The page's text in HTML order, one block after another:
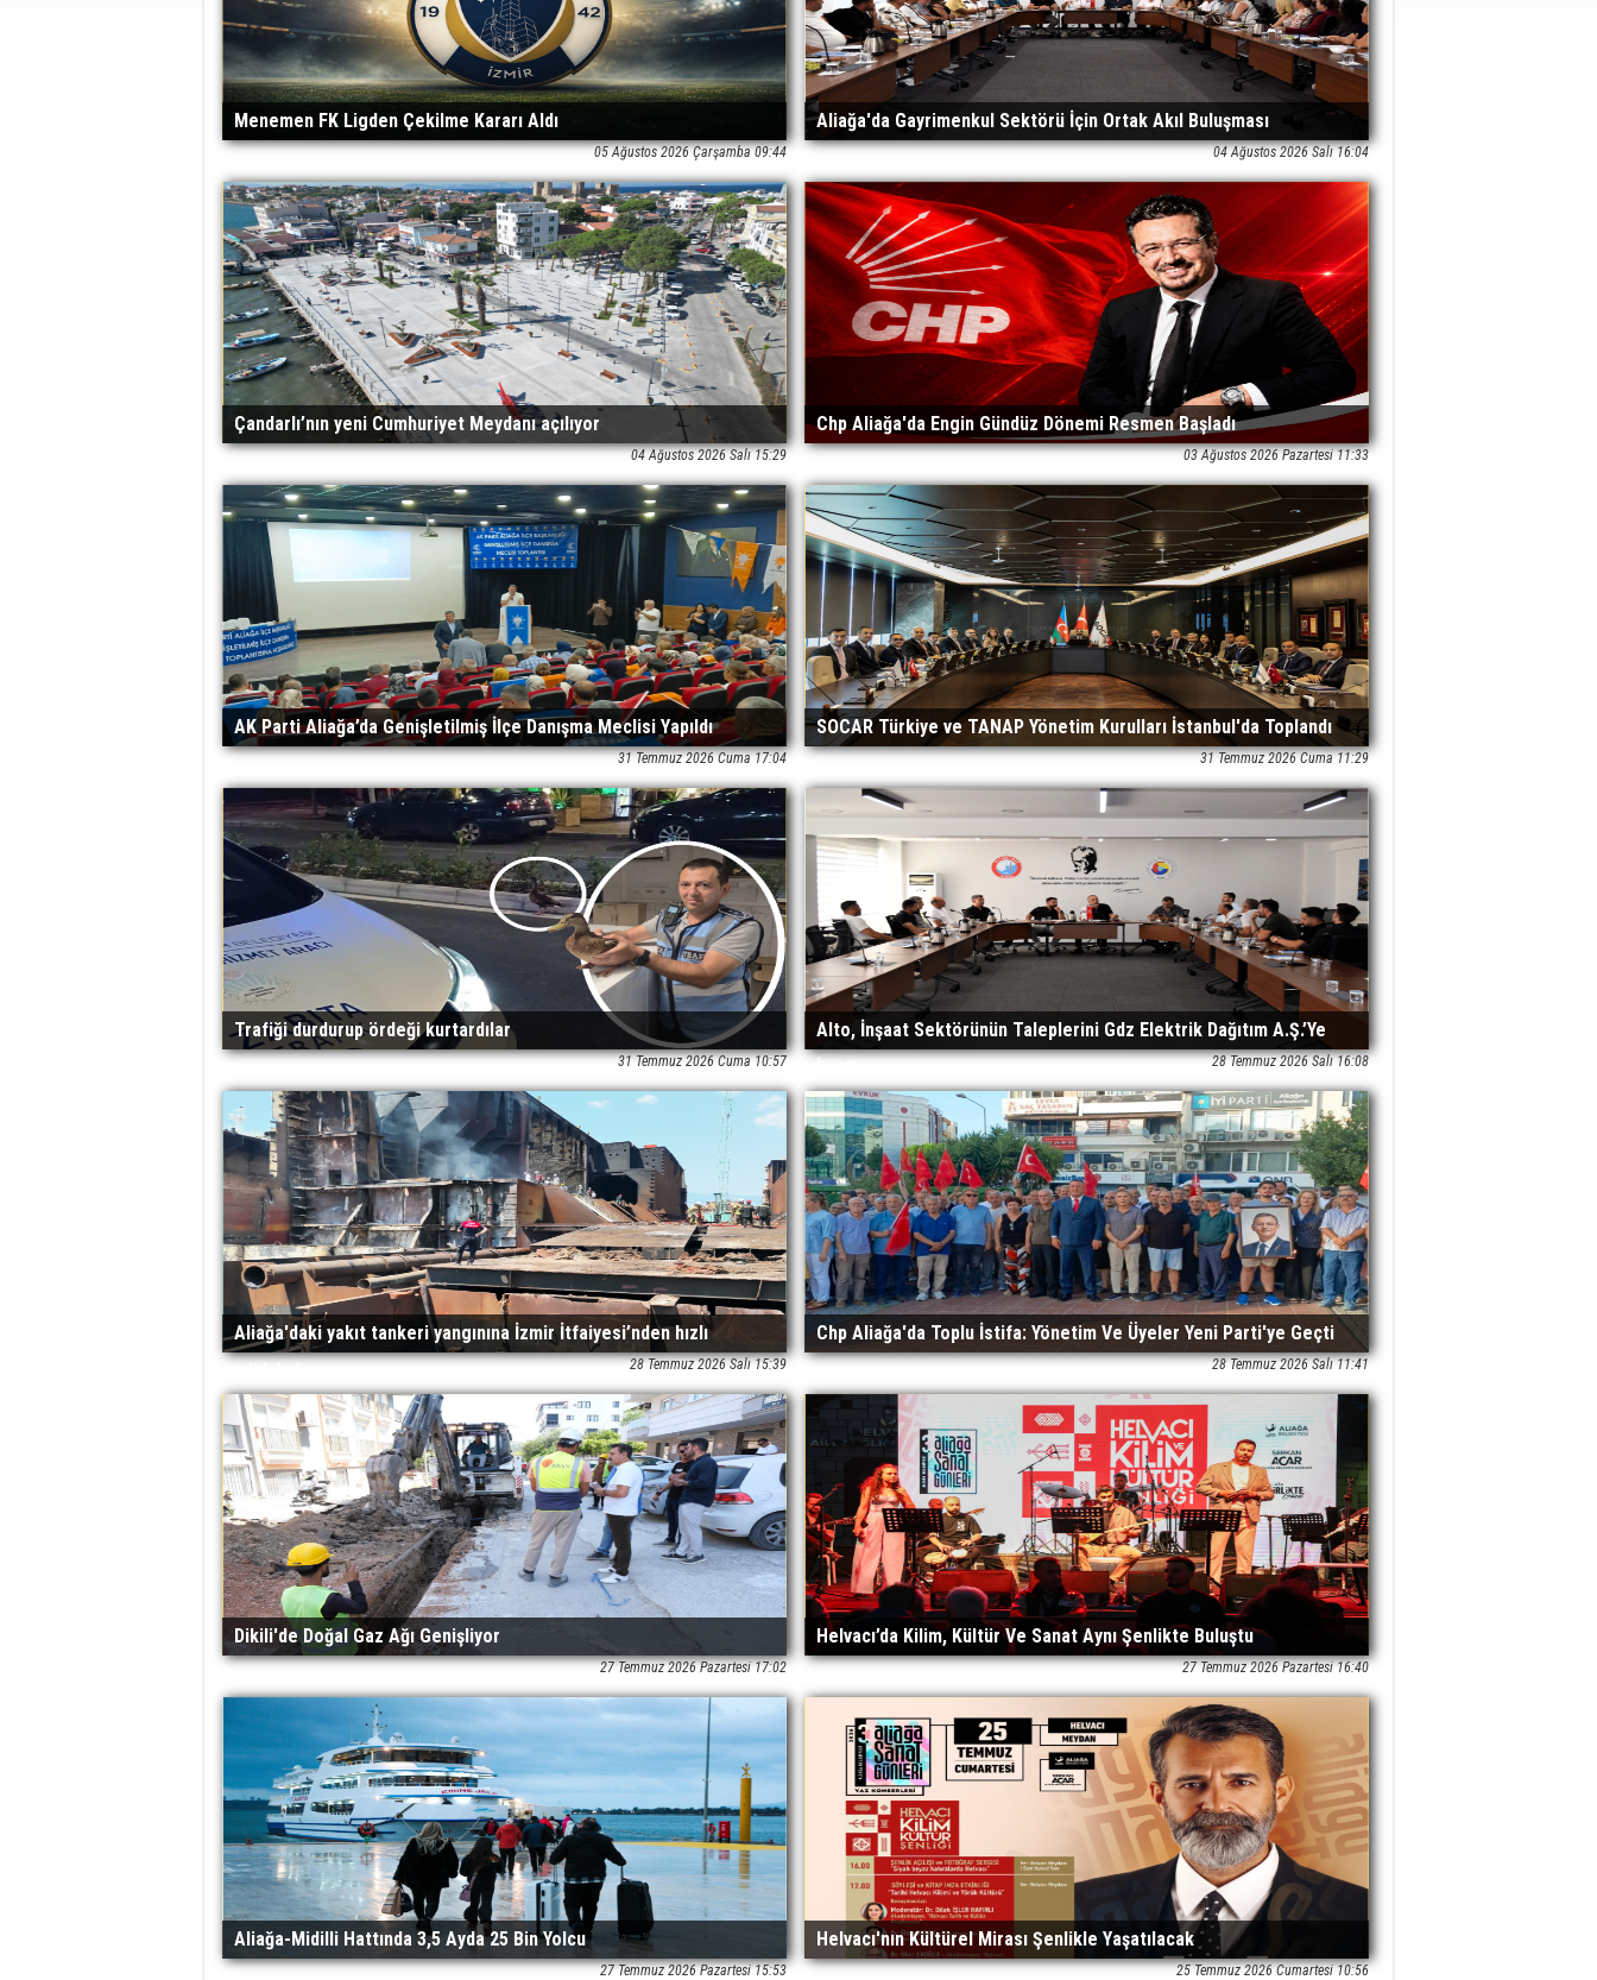
Menemen FK Ligden Çekilme Kararı Aldı
05 Ağustos 2026 Çarşamba 09:44
Aliağa'da Gayrimenkul Sektörü İçin Ortak Akıl Buluşması
04 Ağustos 2026 Salı 16:04
Çandarlı’nın yeni Cumhuriyet Meydanı açılıyor
04 Ağustos 2026 Salı 15:29
Chp Aliağa'da Engin Gündüz Dönemi Resmen Başladı
03 Ağustos 2026 Pazartesi 11:33
AK Parti Aliağa’da Genişletilmiş İlçe Danışma Meclisi Yapıldı
31 Temmuz 2026 Cuma 17:04
SOCAR Türkiye ve TANAP Yönetim Kurulları İstanbul'da Toplandı
31 Temmuz 2026 Cuma 11:29
Trafiği durdurup ördeği kurtardılar
31 Temmuz 2026 Cuma 10:57
Alto, İnşaat Sektörünün Taleplerini Gdz Elektrik Dağıtım A.Ş.’Ye
28 Temmuz 2026 Salı 16:08
Aliağa'daki yakıt tankeri yangınına İzmir İtfaiyesi’nden hızlı
28 Temmuz 2026 Salı 15:39
Chp Aliağa'da Toplu İstifa: Yönetim Ve Üyeler Yeni Parti'ye Geçti
28 Temmuz 2026 Salı 11:41
Dikili'de Doğal Gaz Ağı Genişliyor
27 Temmuz 2026 Pazartesi 17:02
Helvacı’da Kilim, Kültür Ve Sanat Aynı Şenlikte Buluştu
27 Temmuz 2026 Pazartesi 16:40
Aliağa-Midilli Hattında 3,5 Ayda 25 Bin Yolcu
27 Temmuz 2026 Pazartesi 15:53
Helvacı'nın Kültürel Mirası Şenlikle Yaşatılacak
25 Temmuz 2026 Cumartesi 10:56